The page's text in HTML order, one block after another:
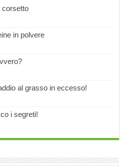
corsetto
in polvere
al grasso in eccesso!
i segreti!